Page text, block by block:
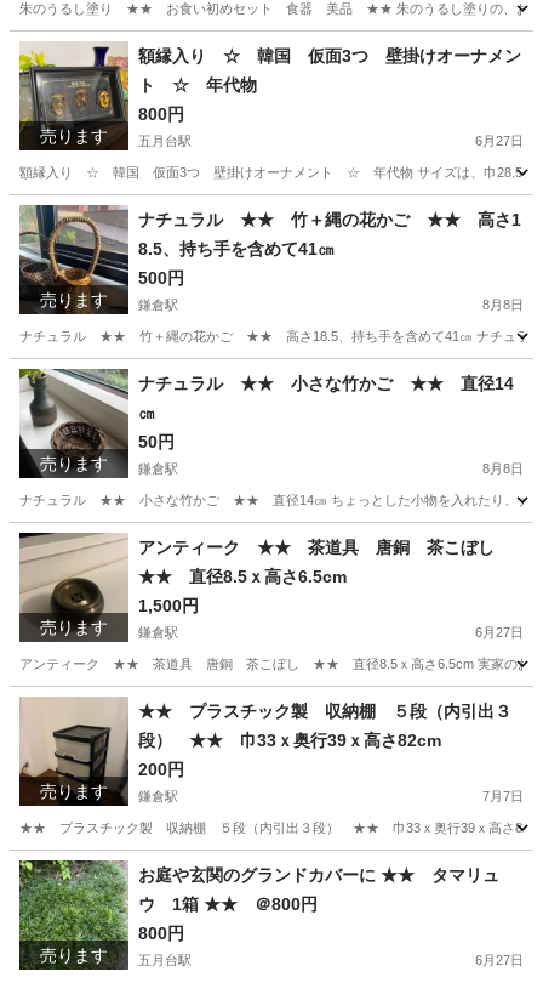
朱のうるし塗り ★★ お食い初めセット 食器 美品 ★★ 朱のうるし塗りの、お食い初
神奈川 鎌倉市 鎌倉駅 その他 お食い初め
売ります
額縁入り ☆ 韓国 仮面3つ 壁掛けオーナメン
ト ☆ 年代物
800円
五月台駅 6月27日
額縁入り ☆ 韓国 仮面3つ 壁掛けオーナメント ☆ 年代物 サイズは、巾
神奈川 川崎市 五月台駅 インテリア雑貨/小物
売ります
ナチュラル ★★ 竹＋縄の花かご ★★ 高さ1
8.5、持ち手を含めて41㎝
500円
鎌倉駅 8月8日
ナチュラル ★★ 竹＋縄の花かご ★★ 高さ18.5、持ち手を含めて41㎝ ナチュラルな
神奈川 鎌倉市 鎌倉駅 インテリア雑貨/小物 花かご
売ります
ナチュラル ★★ 小さな竹かご ★★ 直径14
㎝
50円
鎌倉駅 8月8日
ナチュラル ★★ 小さな竹かご ★★ 直径14㎝ ちょっとした小物を入れたり、ナチュ
神奈川 鎌倉市 インテリア雑貨/小物
売ります
アンティーク ★★ 茶道具 唐銅 茶こぼし
★★ 直径8.5ｘ高さ6.5cm
1,500円
鎌倉駅 6月27日
アンティーク ★★ 茶道具 唐銅 茶こぼし ★★ 直径8.5ｘ高さ6.5cm 実家のお片付
神奈川 鎌倉市 鎌倉駅 食器 茶道具
売ります
★★ プラスチック製 収納棚 ５段（内引出３
段） ★★ 巾33ｘ奥行39ｘ高さ82cm
200円
鎌倉駅 7月7日
★★ プラスチック製 収納棚 ５段（内引出３段） ★★ 巾33ｘ奥行39ｘ高さ82cm プ
神奈川 鎌倉市 鎌倉駅 収納家具
売ります
お庭や玄関のグランドカバーに ★★ タマリュ
ウ 1箱 ★★ ＠800円
800円
五月台駅 6月27日